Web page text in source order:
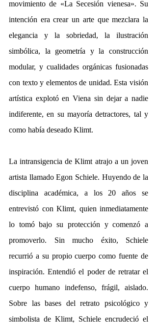
movimiento de «La Secesión vienesa». Su
intención era crear un arte que mezclara la
elegancia y la sobriedad, la ilustración
simbólica, la geometría y la construcción
modular, y cualidades orgánicas fusionadas
con texto y elementos de unidad. Esta visión
artística explotó en Viena sin dejar a nadie
indiferente, en su mayoría detractores, tal y
como había deseado Klimt.
La intransigencia de Klimt atrajo a un joven
artista llamado Egon Schiele. Huyendo de la
disciplina académica, a los 20 años se
entrevistó con Klimt, quien inmediatamente
lo tomó bajo su protección y comenzó a
promoverlo. Sin mucho éxito, Schiele
recurrió a su propio cuerpo como fuente de
inspiración. Entendió el poder de retratar el
cuerpo humano indefenso, frágil, aislado.
Sobre las bases del retrato psicológico y
simbolista de Klimt, Schiele encrudeció el